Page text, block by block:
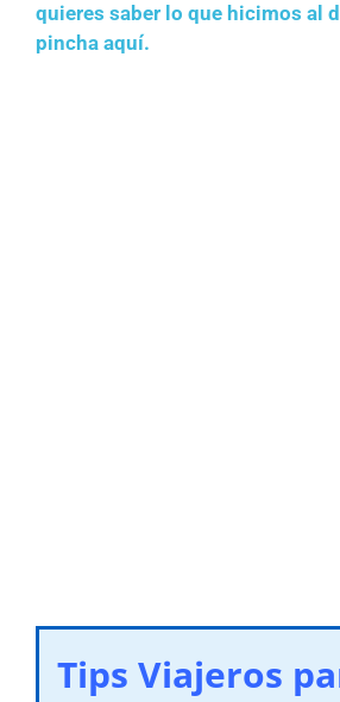
quieres saber lo que hicimos al
pincha aquí.
Tips Viajeros